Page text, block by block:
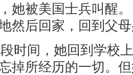
她被美国士兵叫醒
然后回家，回到父
时间，她回到学校
掉所经历的一切。